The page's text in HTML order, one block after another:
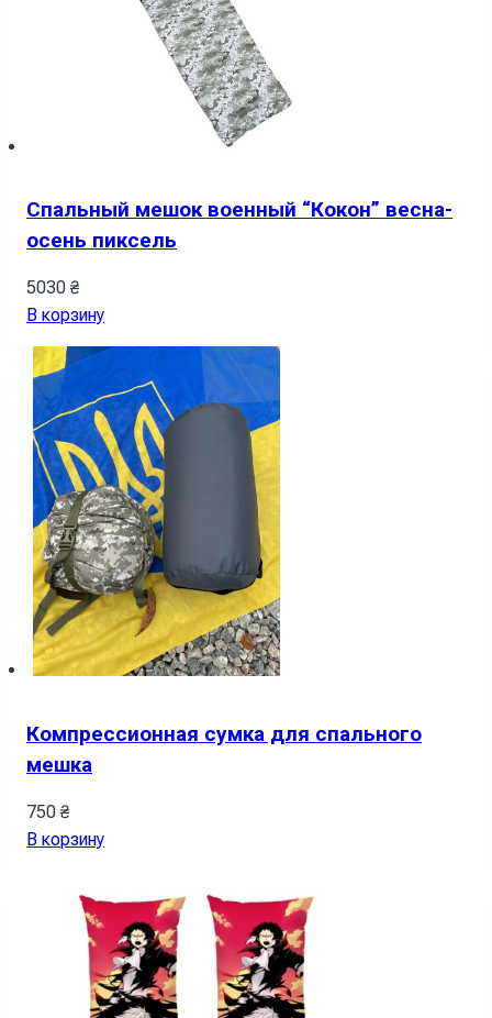
Спальный мешок военный “Кокон” весна-
осень пиксель
5030 ₴
В корзину
Компрессионная сумка для спального
мешка
750 ₴
В корзину